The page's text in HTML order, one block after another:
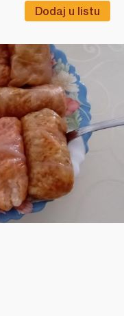
Dodaj u listu